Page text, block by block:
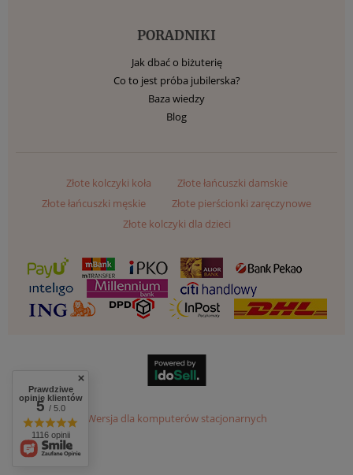
PORADNIKI
Jak dbać o biżuterię
Co to jest próba jubilerska?
Baza wiedzy
Blog
Złote kolczyki koła
Złote łańcuszki damskie
Złote łańcuszki męskie
Złote pierścionki zaręczynowe
Złote kolczyki dla dzieci
Wersja dla komputerów stacjonarnych
Prawdziwe
opinie klientów
5/ 5.0
1116 opinii